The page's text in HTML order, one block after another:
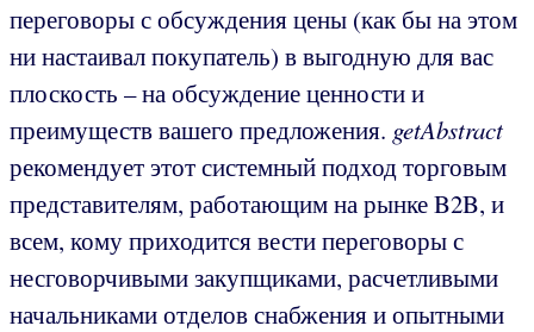
переговоры с обсуждения цены (как бы на этом
ни настаивал покупатель) в выгодную для вас
плоскость – на обсуждение ценности и
преимуществ вашего предложения. getAbstract
рекомендует этот системный подход торговым
представителям, работающим на рынке B2B, и
всем, кому приходится вести переговоры с
несговорчивыми закупщиками, расчетливыми
начальниками отделов снабжения и опытными